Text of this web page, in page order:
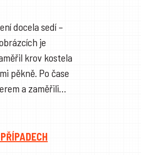
docela sedí –
je
krov kostela
pěkně. Po čase
a zaměřili…